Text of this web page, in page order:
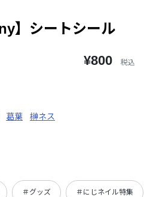
】シートシール
¥800 税込
葛葉
榊ネス
＃グッズ ＃にじネイル特集